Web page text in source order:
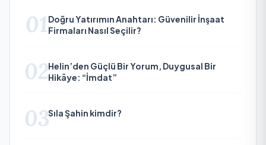
01 Doğru Yatırımın Anahtarı: Güvenilir İnşaat
Firmaları Nasıl Seçilir?
02Helin’den Güçlü Bir Yorum, Duygusal Bir
Hikâye: “İmdat”
03Sıla Şahin kimdir?